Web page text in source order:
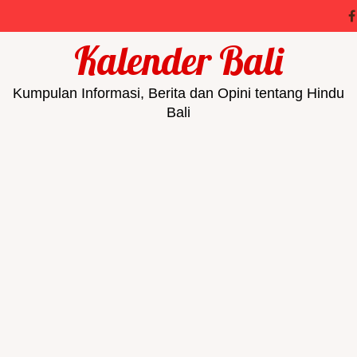
Kalender Bali
Kumpulan Informasi, Berita dan Opini tentang Hindu
Bali